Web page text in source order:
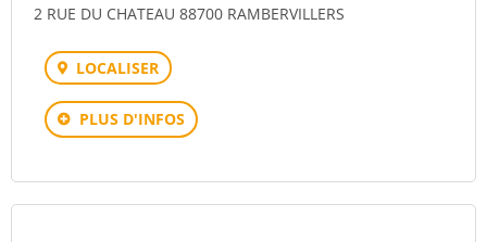
2 RUE DU CHATEAU 88700 RAMBERVILLERS
LOCALISER
PLUS D'INFOS